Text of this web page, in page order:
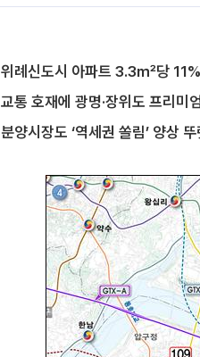
위례신도시 아파트 3.3㎡당
교통 호재에 광명·장위도 프리미
분양시장도 ‘역세권 쏠림’ 양상 뚜